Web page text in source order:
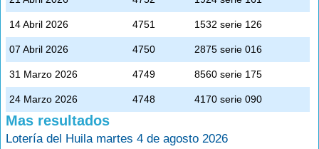
14 Abril 2026 4751 1532 serie 126
07 Abril 2026 4750 2875 serie 016
31 Marzo 2026 4749 8560 serie 175
24 Marzo 2026 4748 4170 serie 090
Mas resultados
Lotería del Huila martes 4 de agosto 2026